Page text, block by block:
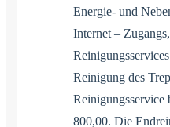
Energie- und
Internet –
Reinigung des
Reinigungsservice
800,00. Die